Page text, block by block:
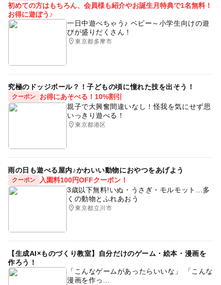
初めての方はもちろん、会員様も紹介やお誕生月特典で1名無料！
お得に遊ぼう♪
一日中遊べちゃう♪ ベビー～小学生向けの遊
びが盛りだくさん！
東京都多摩市
究極のドッジボール？！子どもの頃に憧れた技を出そう！
クーポン
お得にあそべる！10%割引
親子で大興奮間違いなし！怪我を気にせず思
いっきり遊べる！
東京都港区
雨の日も遊べる屋内♪かわいい動物におやつをあげよう
クーポン
入園料100円OFFクーポン！
3歳以下無料!いぬ・うさぎ・モルモット…多
くの動物とふれあおう
東京都立川市
【生成AI×ものづくり教室】自分だけのゲーム・絵本・漫画を
作ろう！
「こんなゲームがあったらいいな」 「こんな
漫画を作っ...